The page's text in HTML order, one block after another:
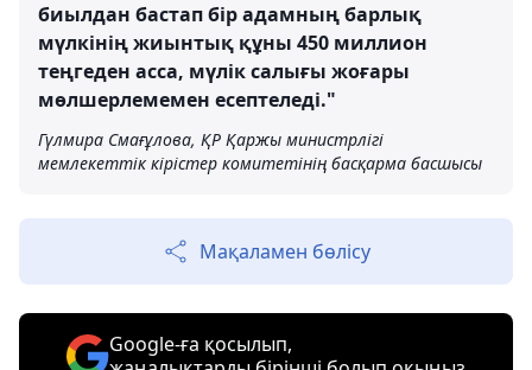
биылдан бастап бір адамның барлық
мүлкінің жиынтық құны 450 миллион
теңгеден асса, мүлік салығы жоғары
мөлшерлемемен есептеледі."
Гүлмира Смағұлова, ҚР Қаржы министрлігі
мемлекеттік кірістер комитетінің басқарма басшысы
Мақаламен бөлісу
Google-ға қосылып,